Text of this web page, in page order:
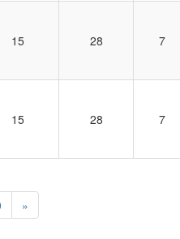
15 28 7
15 28 7
»